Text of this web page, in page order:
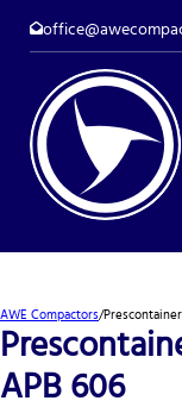
AWE Compactors/
APB 606